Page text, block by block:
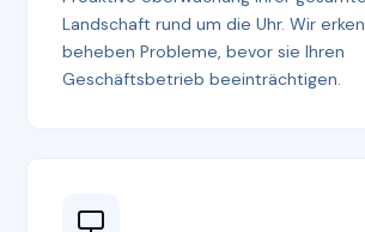
Landschaft rund um die Uhr. Wir
beheben Probleme, bevor sie Ihren
Geschäftsbetrieb beeinträchtigen.